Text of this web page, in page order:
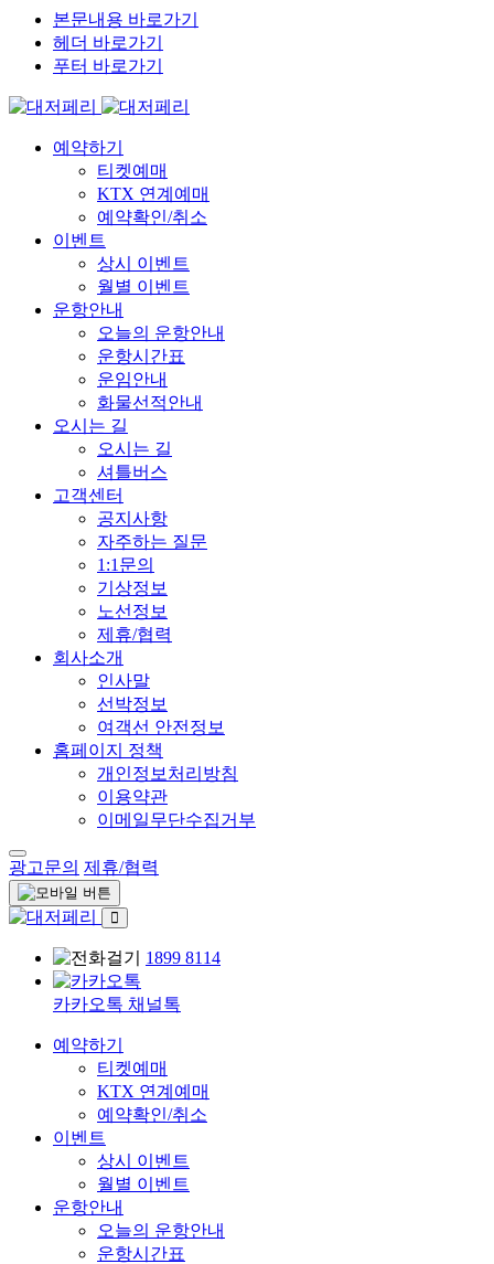
본문내용 바로가기
헤더 바로가기
푸터 바로가기
예약하기
티켓예매
KTX 연계예매
예약확인/취소
이벤트
상시 이벤트
월별 이벤트
운항안내
오늘의 운항안내
운항시간표
운임안내
화물선적안내
오시는 길
오시는 길
셔틀버스
고객센터
공지사항
자주하는 질문
1:1문의
기상정보
노선정보
제휴/협력
회사소개
인사말
선박정보
여객선 안전정보
홈페이지 정책
개인정보처리방침
이용약관
이메일무단수집거부
광고문의 제휴/협력
1899 8114
카카오톡 채널톡
예약하기
티켓예매
KTX 연계예매
예약확인/취소
이벤트
상시 이벤트
월별 이벤트
운항안내
오늘의 운항안내
운항시간표